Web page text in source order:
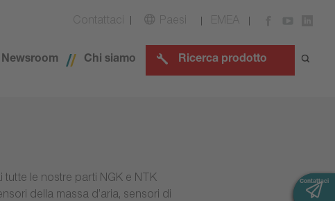
Contattaci Paesi EMEA
Newsroom Chi siamo Ricerca prodotto
le nostre parti NGK e NTK
della massa d’aria, sensori di
Contattaci
Contattaci